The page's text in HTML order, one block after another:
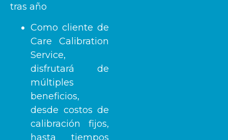
tras año
Como cliente de
Care Calibration
Service,
disfrutará de
múltiples
beneficios,
desde costos de
calibración fijos,
hasta tiempos